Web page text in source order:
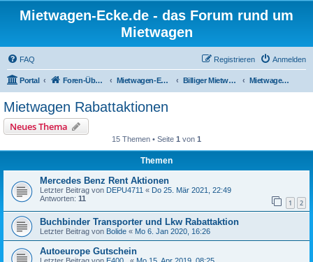
Mietwagen-Ecke.de - das Forum rund um
Mietwagen
FAQ Anmelden
Registrieren
Portal Foren-Übersicht Mietwagen-Ecke Billiger Mietwagen; Mietwagen Tipps & Gutscheine Mietwagen Rabattaktionen
Mietwagen Rabattaktionen
Neues Thema
15 Themen • Seite 1 von 1
Themen
Mercedes Benz Rent Aktionen
Letzter Beitrag von DEPU4711 « Do 25. Mär 2021, 22:49
Antworten: 11 1 2
Buchbinder Transporter und Lkw Rabattaktion
Letzter Beitrag von Bolide « Mo 6. Jan 2020, 16:26
Autoeurope Gutschein